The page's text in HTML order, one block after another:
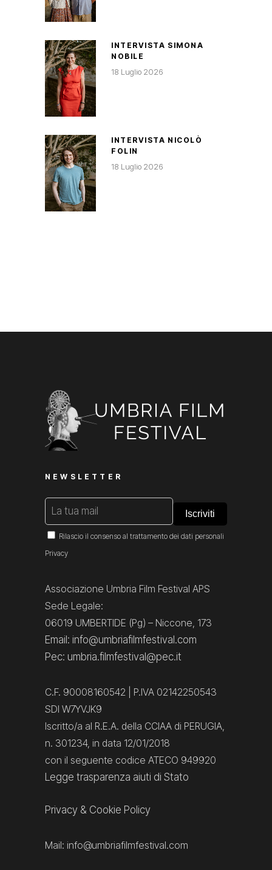
INTERVISTA SIMONA
NOBILE
18 Luglio 2026
INTERVISTA NICOLÒ
FOLIN
18 Luglio 2026
NEWSLETTER
Rilascio il consenso al trattamento dei dati personali
Privacy
Associazione Umbria Film Festival APS
Sede Legale:
06019 UMBERTIDE (Pg) – Niccone, 173
Email: info@umbriafilmfestival.com
Pec: umbria.filmfestival@pec.it
C.F. 90008160542 | P.IVA 02142250543
SDI W7YVJK9
Iscritto/a al R.E.A. della CCIAA di PERUGIA,
n. 301234, in data 12/01/2018
con il seguente codice ATECO 949920
Legge trasparenza aiuti di Stato
Privacy & Cookie Policy
Mail: info@umbriafilmfestival.com